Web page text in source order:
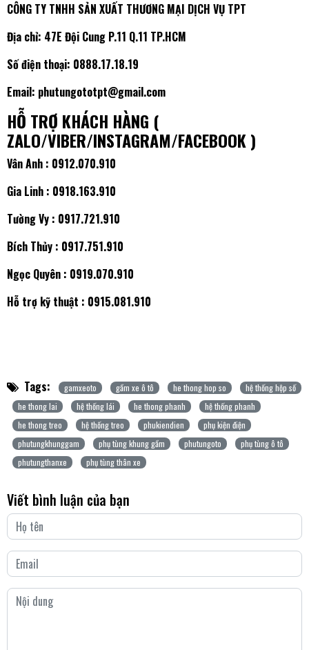
CÔNG TY TNHH SẢN XUẤT THƯƠNG MẠI DỊCH VỤ TPT
Địa chỉ: 47E Đội Cung P.11 Q.11 TP.HCM
Số điện thoại: 0888.17.18.19
Email: phutungototpt@gmail.com
HỖ TRỢ KHÁCH HÀNG (
ZALO/VIBER/INSTAGRAM/FACEBOOK )
Vân Anh : 0912.070.910
Gia Linh : 0918.163.910
Tường Vy : 0917.721.910
Bích Thủy : 0917.751.910
Ngọc Quyên : 0919.070.910
Hỗ trợ kỹ thuật : 0915.081.910
Tags: gamxeoto gầm xe ô tô he thong hop so
hệ thống hộp số
he thong lai
hệ thống lái he thong phanh
hệ thống phanh
he thong treo
hệ thống treo phukiendien
phụ kiện điện
phutungkhunggam
phụ tùng khung gầm phutungoto
phụ tùng ô tô
phutungthanxe
phụ tùng thân xe
Viết bình luận của bạn